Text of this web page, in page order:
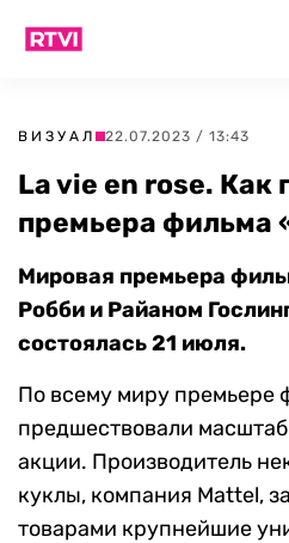
ВИЗУАЛ 22.07.2023 / 13:43
La vie en rose. Как
премьера фильма
Мировая премьера
Робби и Райаном
состоялась 21 июля.
По всему миру премьере
предшествовали
акции. Производитель
куклы, компания Mattel,
товарами крупнейшие